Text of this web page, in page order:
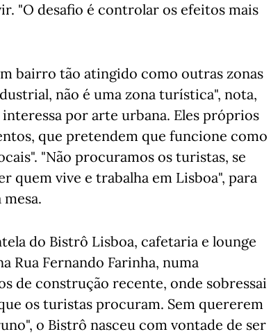
"O desafio é controlar os efeitos mais
bairro tão atingido como outras zonas
não é uma zona turística", nota,
por arte urbana. Eles próprios
que pretendem que funcione como
"Não procuramos os turistas, se
quem vive e trabalha em Lisboa", para
do Bistrô Lisboa, cafetaria e lounge
Rua Fernando Farinha, numa
de construção recente, onde sobressai
os turistas procuram. Sem quererem
o Bistrô nasceu com vontade de ser